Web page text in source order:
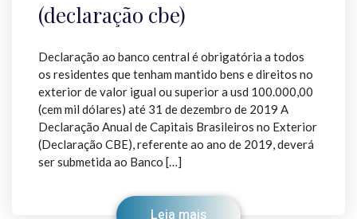
(declaração cbe)
Declaração ao banco central é obrigatória a todos
os residentes que tenham mantido bens e direitos no
exterior de valor igual ou superior a usd 100.000,00
(cem mil dólares) até 31 de dezembro de 2019 A
Declaração Anual de Capitais Brasileiros no Exterior
(Declaração CBE), referente ao ano de 2019, deverá
ser submetida ao Banco […]
Leia mais